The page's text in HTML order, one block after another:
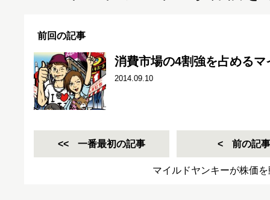
前回の記事
消費市場の4割強を占める
2014.09.10
一番最初の記事 前の記事
マイルドヤンキーが株価